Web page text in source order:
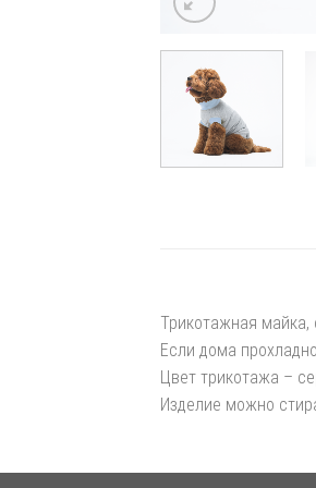
Трикотажная
Если дома
Цвет трикотажа –
Изделие можно